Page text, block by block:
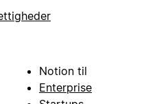
Notion til
Enterprise